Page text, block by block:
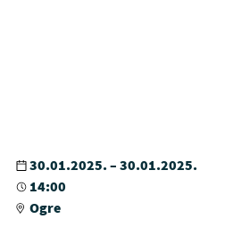
30.01.2025. – 30.01.2025.
14:00
Ogre